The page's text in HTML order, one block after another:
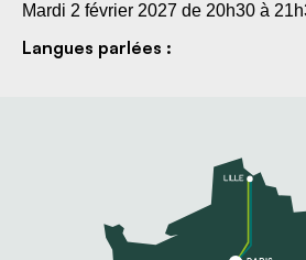
Mardi 2 février 2027 de 20h30 à
Langues parlées :